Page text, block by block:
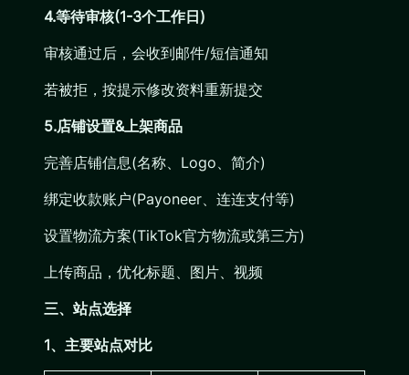
4.等待审核(1-3个工作日)
审核通过后，会收到邮件/短信通知
若被拒，按提示修改资料重新提交
5.店铺设置&上架商品
完善店铺信息(名称、Logo、简介)
绑定收款账户(Payoneer、连连支付等)
设置物流方案(TikTok官方物流或第三方)
上传商品，优化标题、图片、视频
三、站点选择
1、主要站点对比